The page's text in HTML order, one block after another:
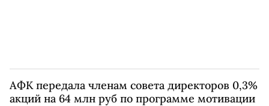
АФК передала членам совета директоров 0,3%
акций на 64 млн руб по программе мотивации